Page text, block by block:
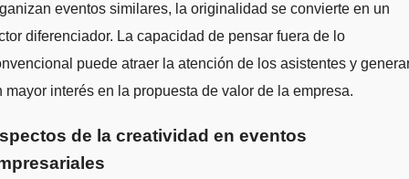
eventos similares, la originalidad se convierte en un
diferenciador. La capacidad de pensar fuera de lo
puede atraer la atención de los asistentes y
mayor interés en la propuesta de valor de la empresa.
de la creatividad en eventos